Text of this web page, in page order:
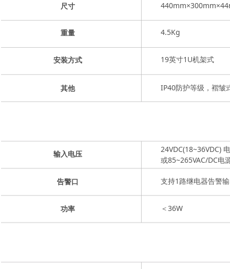
尺寸
重量
安装方式
其他
输入电压
告警口
功率
4.5Kg
19英寸1U机架式
IP40防护等级，褶皱
24VDC(18~36VDC)
或85~265VAC/DC
支持1路继电器告警
＜36W